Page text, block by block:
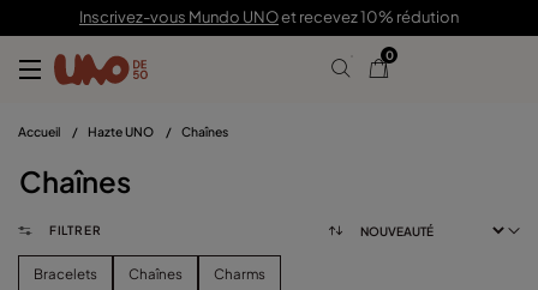
Inscrivez-vous Mundo UNOet recevez 10% rédution
0
Accueil / Hazte UNO / Chaînes
Chaînes
FILTRER
Bracelets Chaînes Charms